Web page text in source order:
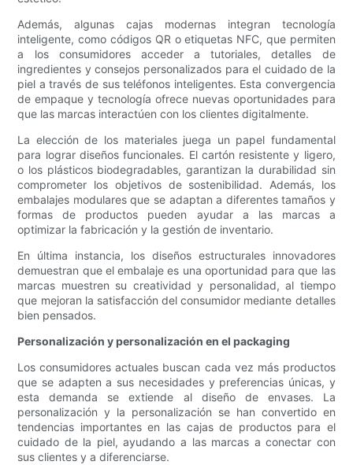
Además, algunas cajas modernas integran tecnología
inteligente, como códigos QR o etiquetas NFC, que permiten
a los consumidores acceder a tutoriales, detalles de
ingredientes y consejos personalizados para el cuidado de la
piel a través de sus teléfonos inteligentes. Esta convergencia
de empaque y tecnología ofrece nuevas oportunidades para
que las marcas interactúen con los clientes digitalmente.
La elección de los materiales juega un papel fundamental
para lograr diseños funcionales. El cartón resistente y ligero,
o los plásticos biodegradables, garantizan la durabilidad sin
comprometer los objetivos de sostenibilidad. Además, los
embalajes modulares que se adaptan a diferentes tamaños y
formas de productos pueden ayudar a las marcas a
optimizar la fabricación y la gestión de inventario.
En última instancia, los diseños estructurales innovadores
demuestran que el embalaje es una oportunidad para que las
marcas muestren su creatividad y personalidad, al tiempo
que mejoran la satisfacción del consumidor mediante detalles
bien pensados.
Personalización y personalización en el packaging
Los consumidores actuales buscan cada vez más productos
que se adapten a sus necesidades y preferencias únicas, y
esta demanda se extiende al diseño de envases. La
personalización y la personalización se han convertido en
tendencias importantes en las cajas de productos para el
cuidado de la piel, ayudando a las marcas a conectar con
sus clientes y a diferenciarse.